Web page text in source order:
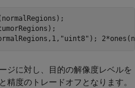
"uint8" );
ジに対し、目的の解像度レベルを
精度のトレードオフとなります。